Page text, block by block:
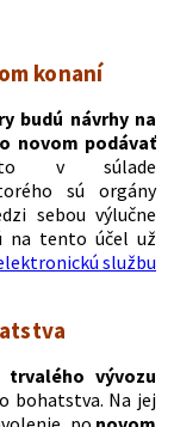
konaní
budú návrhy na
novom podávať
v súlade
sú orgány
sebou výlučne
na tento účel už
službu
trvalého vývozu
bohatstva. Na jej